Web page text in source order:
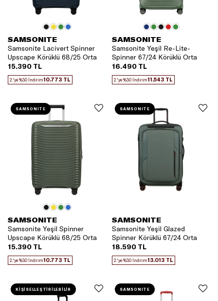
SAMSONITE
Samsonite Lacivert Spinner
Upscape Körüklü 68/25 Orta
Boy Valiz
15.390 TL
2.'ye %30 İndirim10.773 TL
SAMSONITE
Samsonite Yeşil Re-Lite-
Spinner 67/24 Körüklü Orta
Boy Valiz
16.490 TL
2.'ye %30 İndirim11.543 TL
SAMSONITE
Samsonite Yeşil Spinner
Upscape Körüklü 68/25 Orta
Boy Valiz
15.390 TL
2.'ye %30 İndirim10.773 TL
SAMSONITE
SAMSONITE
Samsonite Yeşil Glazed
Spinner Körüklü 67/24 Orta
Boy Valiz
18.590 TL
2.'ye %30 İndirim13.013 TL
SAMSONITE
KİŞİSELLEŞTİRİLEBİLİR SAMSONITE